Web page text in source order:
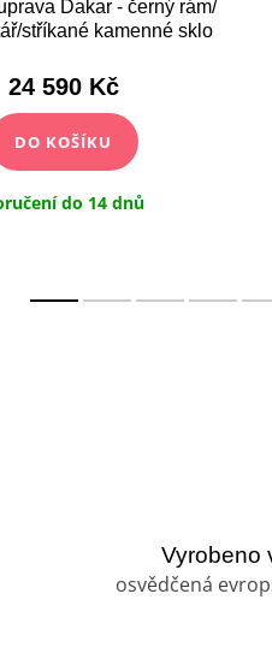
Dakar - černý rám/
stříkané kamenné sklo
24 590 Kč
DO KOŠÍKU
do 14 dnů
Vyrobeno
osvědčená